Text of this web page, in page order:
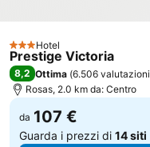
La promenade du front de mer
Cala Estreta
Cala Rovira
Salatar
3 StelleHotel
Prestige Victoria
8,2 Ottima (6.506 valutazioni
Rosas, 2.0 km da: Centro
da 107 €
Guarda i prezzi di 14 siti